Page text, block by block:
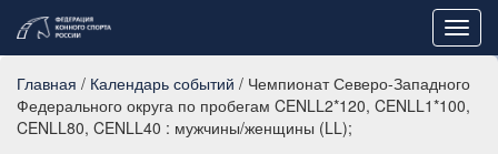
Главная / Календарь событий / Чемпионат Северо-Западного
Федерального округа по пробегам CENLL2*120, CENLL1*100,
CENLL80, CENLL40 : мужчины/женщины (LL);